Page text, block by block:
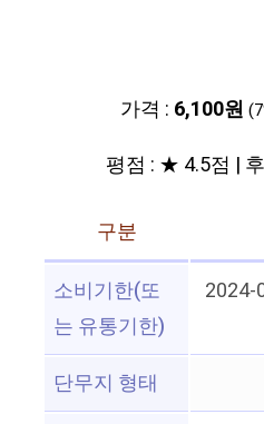
가격 : 6,100원
평점 : ★ 4.5점 |
구분
소비기한(또
는 유통기한)
2024-
단무지 형태